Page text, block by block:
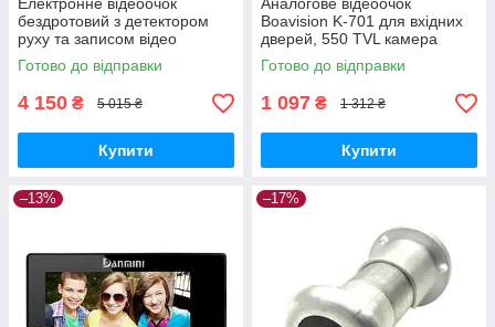
бездротовий з детектором
руху та записом відео
Geniuspy D178 1080P 2 Мп
GoodPlace -worry-free-
Готово до відправки
4 150 ₴ 5 015 ₴
Купити
Boavision K-701 для вхідних
дверей, 550 TVL камера
GoodPlace -worry-free-
shopping-
Готово до відправки
1 097 ₴ 1 312 ₴
Купити
–13% –17%